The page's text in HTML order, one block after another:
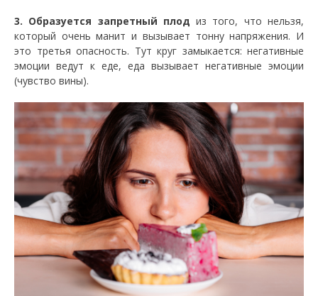
3. Образуется запретный плод из того, что нельзя,
который очень манит и вызывает тонну напряжения. И
это третья опасность. Тут круг замыкается: негативные
эмоции ведут к еде, еда вызывает негативные эмоции
(чувство вины).